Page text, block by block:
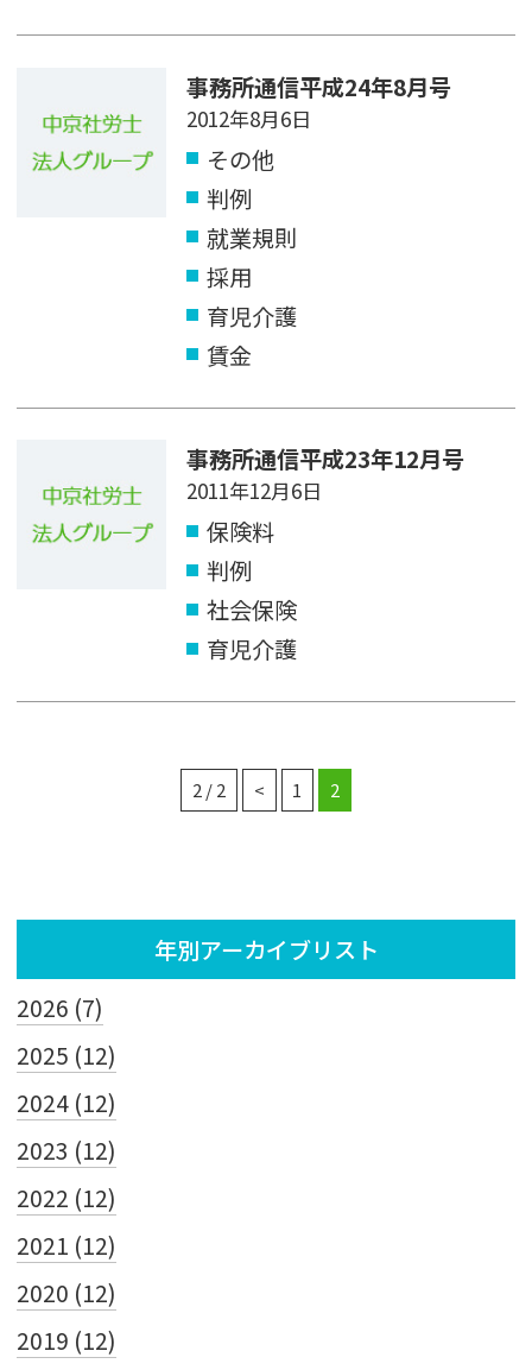
事務所通信平成24年8月号
2012年8月6日
その他
判例
就業規則
採用
育児介護
賃金
事務所通信平成23年12月号
2011年12月6日
保険料
判例
社会保険
育児介護
2 / 2 < 1 2
年別アーカイブリスト
2026 (7)
2025 (12)
2024 (12)
2023 (12)
2022 (12)
2021 (12)
2020 (12)
2019 (12)